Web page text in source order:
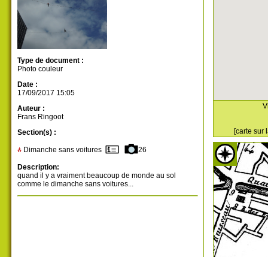
Type de document :
Photo couleur
Date :
17/09/2017 15:05
Auteur :
Frans Ringoot
Section(s) :
Dimanche sans voitures 26
Description:
quand il y a vraiment beaucoup de monde au sol
comme le dimanche sans voitures...
[carte sur